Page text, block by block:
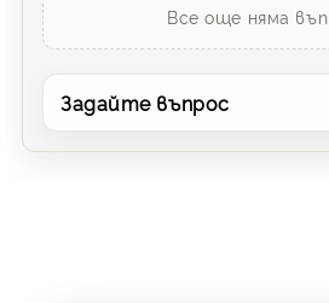
Все още няма
Задайте въпрос